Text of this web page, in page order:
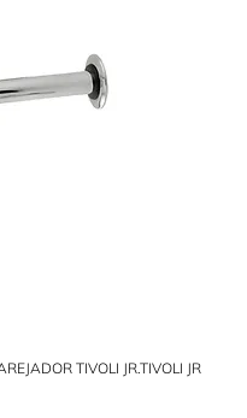
TIVOLI JR.TIVOLI JR